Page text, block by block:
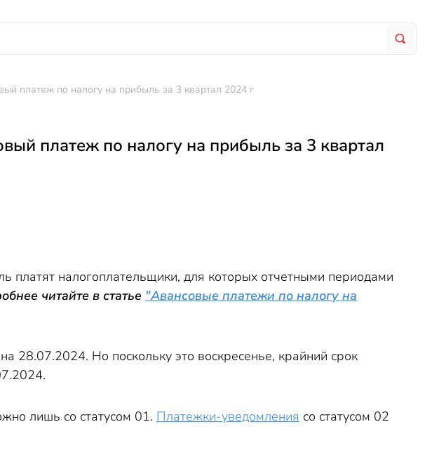
платеж по налогу на прибыль за 3 квартал 2024 г
платеж по налогу на прибыль за 3 квартал
платят налогоплательщики, для которых отчетными периодами
читайте в статье "Авансовые платежи по налогу на
28.07.2024. Но поскольку это воскресенье, крайний срок
лишь со статусом 01. Платежки-уведомления со статусом 02